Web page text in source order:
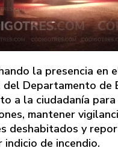
la presencia en
del Departamento de
a la ciudadanía
mantener
deshabitados y
indicio de incendio.